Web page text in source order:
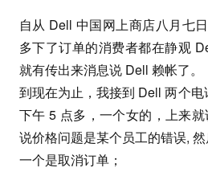
自从 Dell 中国网上商店八月七
多下了订单的消费者都在静观
就有传出来消息说 Dell 赖帐了。
到现在为止，我接到 Dell 两个
下午 5 点多，一个女的，上来
说价格问题是某个员工的错误,
一个是取消订单；